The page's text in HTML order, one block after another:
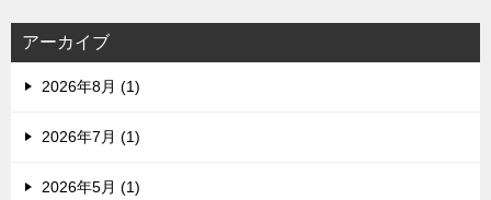
アーカイブ
2026年8月 (1)
2026年7月 (1)
2026年5月 (1)